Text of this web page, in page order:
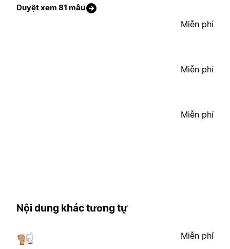
Duyệt xem 81 mẫu
Miễn phí
Miễn phí
Miễn phí
Nội dung khác tương tự
Miễn phí